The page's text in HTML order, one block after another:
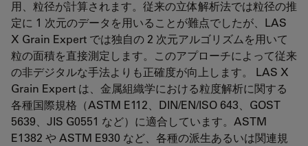
用、粒径が計算されます。従来の立体解析法では粒径の推
定に 1 次元のデータを用いることが難点でしたが、LAS
X Grain Expert では独自の 2 次元アルゴリズムを用いて
粒の面積を直接測定します。このアプローチによって従来
の非デジタルな手法よりも正確度が向上します。 LAS X
Grain Expert は、金属組織学における粒度解析に関する
各種国際規格（ASTM E112、DIN/EN/ISO 643、GOST
5639、JIS G0551 など）に適合しています。ASTM
E1382 や ASTM E930 など、各種の派生あるいは関連規